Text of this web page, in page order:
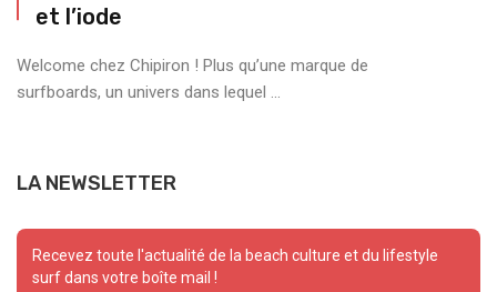
et l’iode
Welcome chez Chipiron ! Plus qu’une marque de
surfboards, un univers dans lequel ...
LA NEWSLETTER
Recevez toute l'actualité de la beach culture et du lifestyle
surf dans votre boîte mail !